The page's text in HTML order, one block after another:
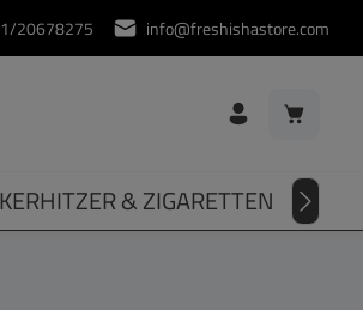
20678275 info@freshishastore.com
& ZIGARETTEN